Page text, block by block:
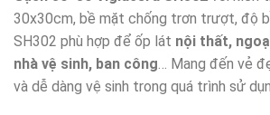
30x30cm, bề mặt chống trơn trượt, độ
SH302 phù hợp để ốp lát nội thất,
nhà vệ sinh, ban công… Mang đến vẻ
và dễ dàng vệ sinh trong quá trình sử